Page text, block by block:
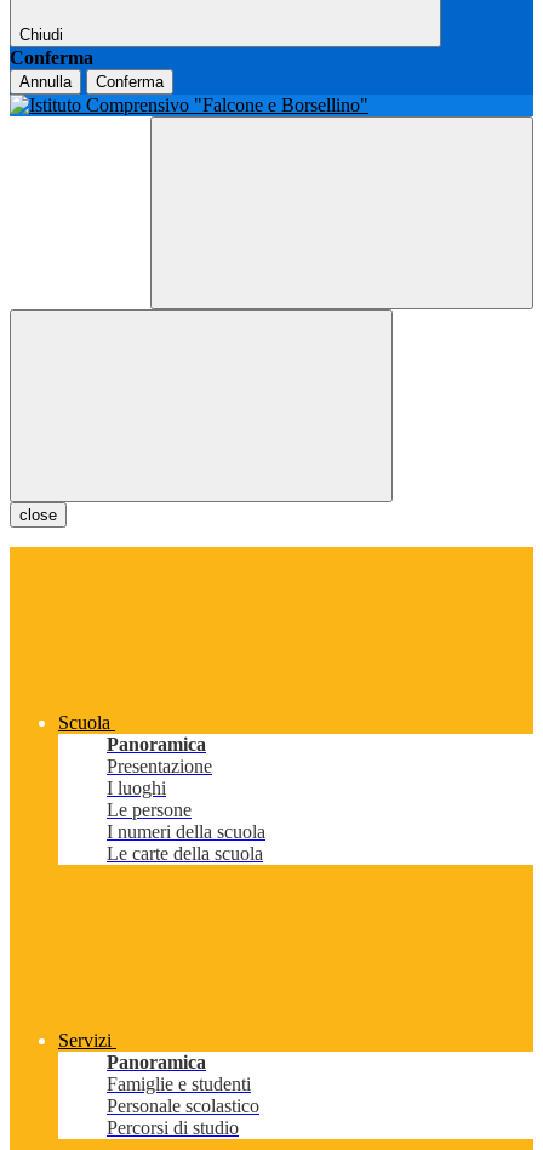
Chiudi
Conferma
Annulla Conferma
close
Scuola
Panoramica
Presentazione
I luoghi
Le persone
I numeri della scuola
Le carte della scuola
Servizi
Panoramica
Famiglie e studenti
Personale scolastico
Percorsi di studio